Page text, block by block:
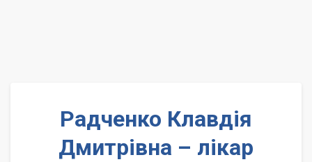
Радченко Клавдія
Дмитрівна – лікар